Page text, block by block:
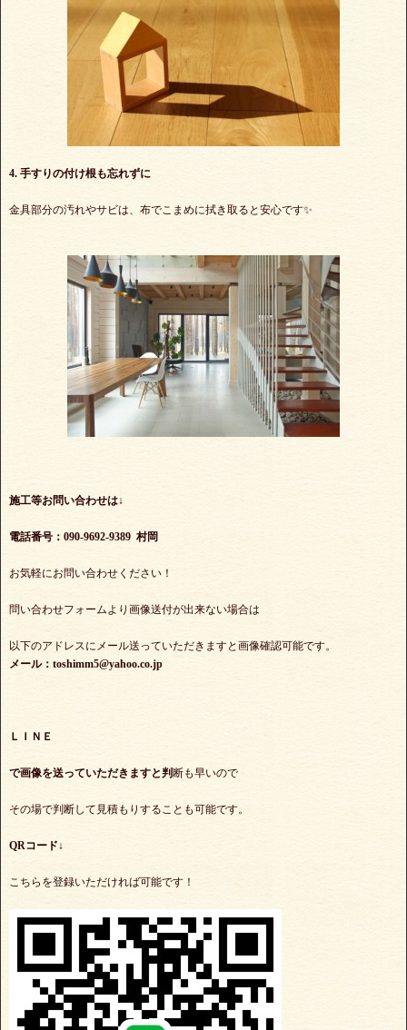
4. 手すりの付け根も忘れずに
金具部分の汚れやサビは、布でこまめに拭き取ると安心です✨
施工等お問い合わせは↓
電話番号：090-9692-9389 村岡
お気軽にお問い合わせください！
問い合わせフォームより画像送付が出来ない場合は
以下のアドレスにメール送っていただきますと画像確認可能です。
メール：toshimm5@yahoo.co.jp
ＬＩＮＥ
で画像を送っていただきますと判 断も早いので
その場で判断して見積もりすることも可能です。
QRコード↓
こちらを登録いただければ可能です！